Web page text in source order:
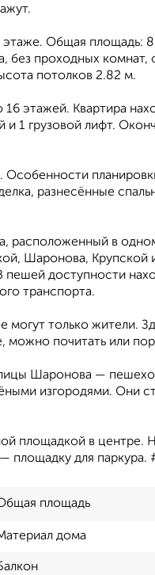
Общая площадь:
без проходных комнат,
потолков 2.82 м.
этажей. Квартира
1 грузовой лифт.
Особенности
разнесённые
расположенный в
Шаронова, Крупской
доступности
транспорта.
только жители.
почитать или
Шаронова —
изгородями. Они
площадкой в центре.
площадку для паркура.
площадь
дома